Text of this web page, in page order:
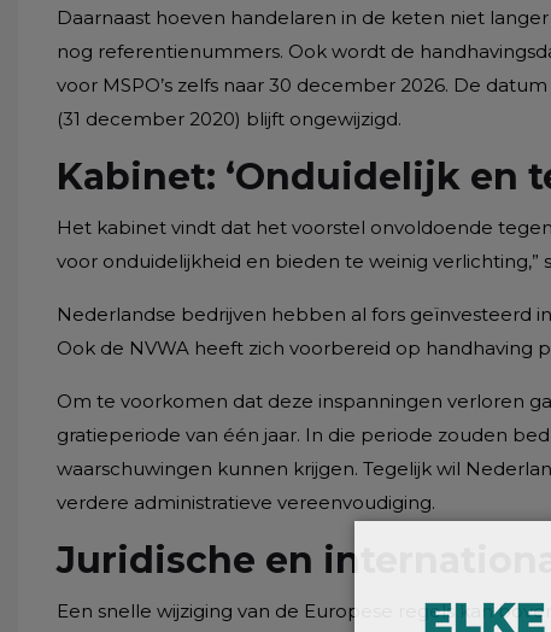
Daarnaast hoeven handelaren in de keten niet
nog referentienummers. Ook wordt de
voor MSPO’s zelfs naar 30 december 2026. De
(31 december 2020) blijft ongewijzigd.
Kabinet: ‘Onduidelijk en
Het kabinet vindt dat het voorstel onvoldoende
voor onduidelijkheid en bieden te weinig verlichting,”
Nederlandse bedrijven hebben al fors geïnvesteerd
Ook de NVWA heeft zich voorbereid op handhaving
Om te voorkomen dat deze inspanningen verloren
gratieperiode van één jaar. In die periode zouden
waarschuwingen kunnen krijgen. Tegelijk wil
verdere administratieve vereenvoudiging.
Juridische en
Een snelle wijziging van de Europese regels kan